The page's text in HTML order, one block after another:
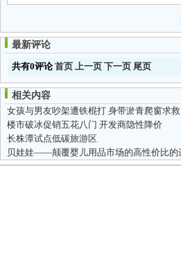
最新评论
共有0评论首页 上一页 下一页 尾页
相关内容
女孩与男友吵架遭铁棍打 身带淤青爬窗求救
楼市破冰促销五花八门 开发商隐性降价
长株潭试点低碳旅游区